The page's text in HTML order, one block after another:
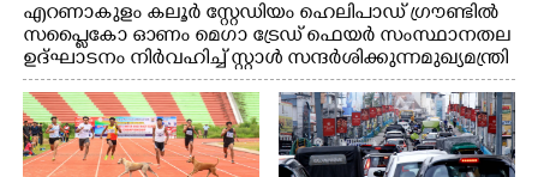
എറണാകുളം കലൂർ സ്റ്റേഡിയം ഹെലിപാഡ് ഗ്രൗണ്ടിൽ
സപ്ളൈകോ ഓണം മെഗാ ട്രേഡ് ഫെയർ സംസ്ഥാനതല
ഉദ്ഘാടനം നിർവഹിച്ച് സ്റ്റാൾ സന്ദർശിക്കുന്ന മുഖ്യമന്ത്രി
വി.ഡി. സതീശൻ. മന്ത്രി അനൂപ് ജേക്കബ് സമീപം